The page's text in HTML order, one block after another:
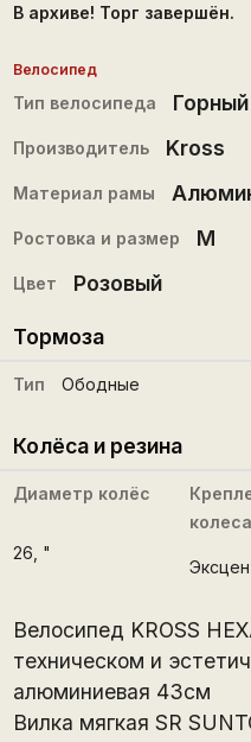
В архиве! Торг завершён.
Велосипед
Тип велосипеда Горный
Производитель Kross
Материал рамы
Ростовка и размер M
Цвет Розовый
Тормоза
Тип Ободные
Колёса и резина
Диаметр колёс
26 , "
колеса
Велосипед KROSS
техническом и
алюминиевая 43см
Вилка мягкая SR